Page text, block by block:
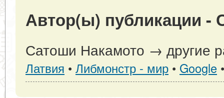
Автор(ы) публикации -
Сатоши Накамото → другие
Латвия • Либмонстр - мир • Google